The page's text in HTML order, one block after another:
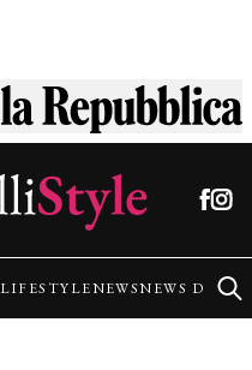
LIFESTYLENEWSNEWS